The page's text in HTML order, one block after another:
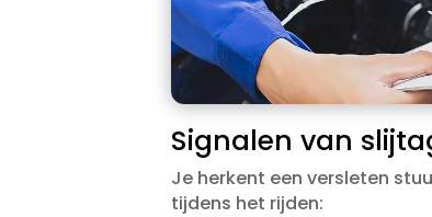
Signalen van
Je herkent een versleten
tijdens het rijden: